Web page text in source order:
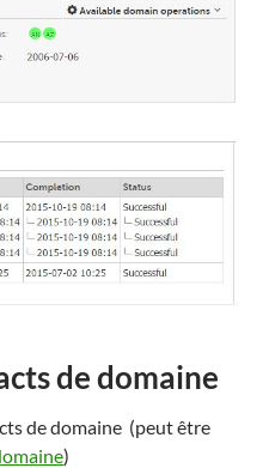
de domaine
dedomaine (peut être
)